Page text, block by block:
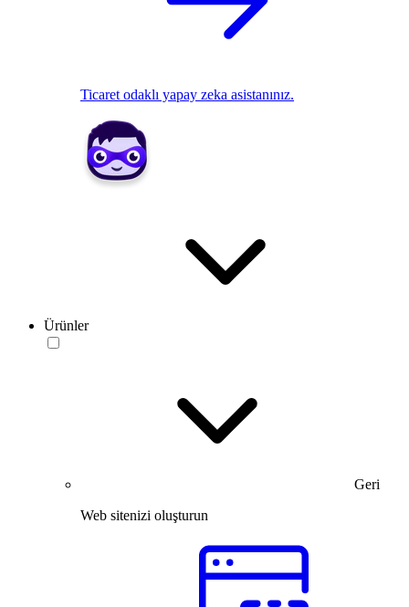
Ticaret odaklı yapay zeka asistanınız.
Ürünler
Geri
Web sitenizi oluşturun